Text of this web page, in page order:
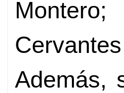
Además,